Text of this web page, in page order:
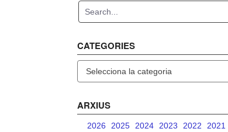
CATEGORIES
ARXIUS
2026 2025 2024 2023 2022
2021